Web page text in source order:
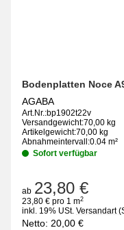
Bodenplatten Noce
AGABA
Art.Nr.:bp1902t22v
Versandgewicht:70,00 kg
Artikelgewicht:70,00 kg
Abnahmeintervall:0.04 m²
Sofort verfügbar
ab 23,80 €
23,80 € pro 1 m2
inkl. 19% USt. Versandart
Netto: 20,00 €